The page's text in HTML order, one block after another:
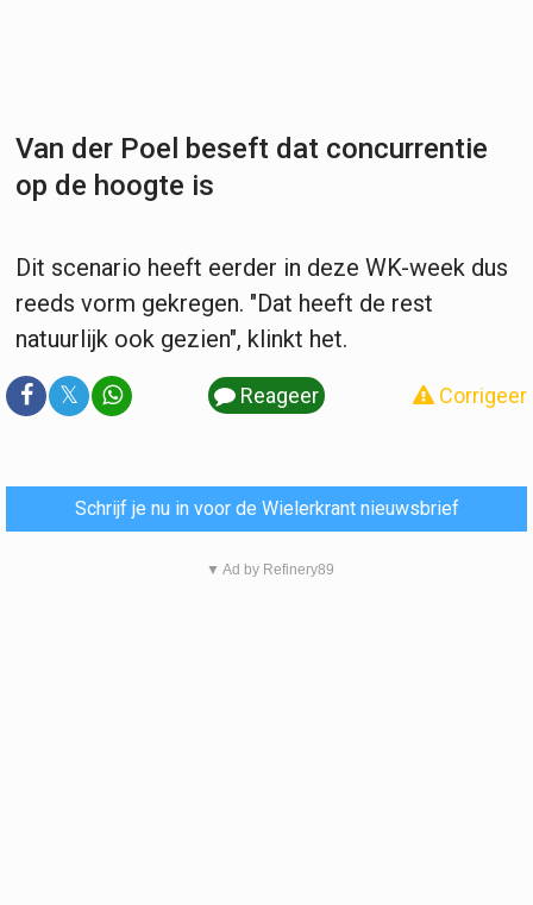
Van der Poel beseft dat concurrentie
op de hoogte is
Dit scenario heeft eerder in deze WK-week dus
reeds vorm gekregen. "Dat heeft de rest
natuurlijk ook gezien", klinkt het.
𝕏 Reageer Corrigeer
Schrijf je nu in voor de Wielerkrant nieuwsbrief
▼ Ad by Refinery89